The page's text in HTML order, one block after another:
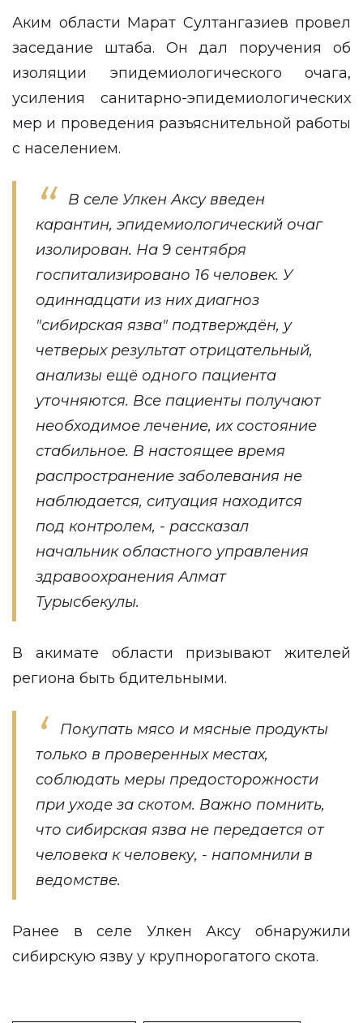
Аким области Марат Султангазиев провел
заседание штаба. Он дал поручения об
изоляции эпидемиологического очага,
усиления санитарно-эпидемиологических
мер и проведения разъяснительной работы
с населением.
В селе Улкен Аксу введен
карантин, эпидемиологический очаг
изолирован. На 9 сентября
госпитализировано 16 человек. У
одиннадцати из них диагноз
"сибирская язва" подтверждён, у
четверых результат отрицательный,
анализы ещё одного пациента
уточняются. Все пациенты получают
необходимое лечение, их состояние
стабильное. В настоящее время
распространение заболевания не
наблюдается, ситуация находится
под контролем, - рассказал
начальник областного управления
здравоохранения Алмат
Турысбекулы.
В акимате области призывают жителей
региона быть бдительными.
Покупать мясо и мясные продукты
только в проверенных местах,
соблюдать меры предосторожности
при уходе за скотом. Важно помнить,
что сибирская язва не передается от
человека к человеку, - напомнили в
ведомстве.
Ранее в селе Улкен Аксу обнаружили
сибирскую язву у крупнорогатого скота.